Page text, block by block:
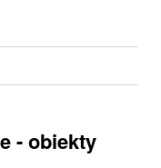
- obiekty